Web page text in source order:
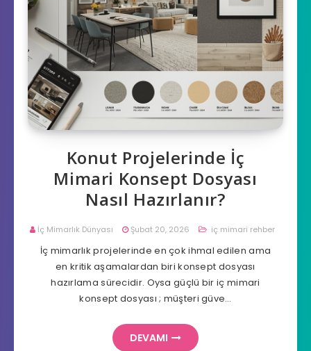
Konut Projelerinde İç
Mimari Konsept Dosyası
Nasıl Hazırlanır?
İç Mimarlık Dünyası Şubat 20, 2026 iç mimari rehber
İç mimarlık projelerinde en çok ihmal edilen ama
en kritik aşamalardan biri konsept dosyası
hazırlama sürecidir. Oysa güçlü bir iç mimari
konsept dosyası ; müşteri güve…
DEVAMI